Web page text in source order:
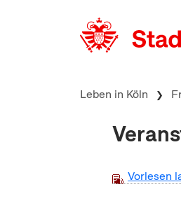
Leben in Köln
Vorlesen